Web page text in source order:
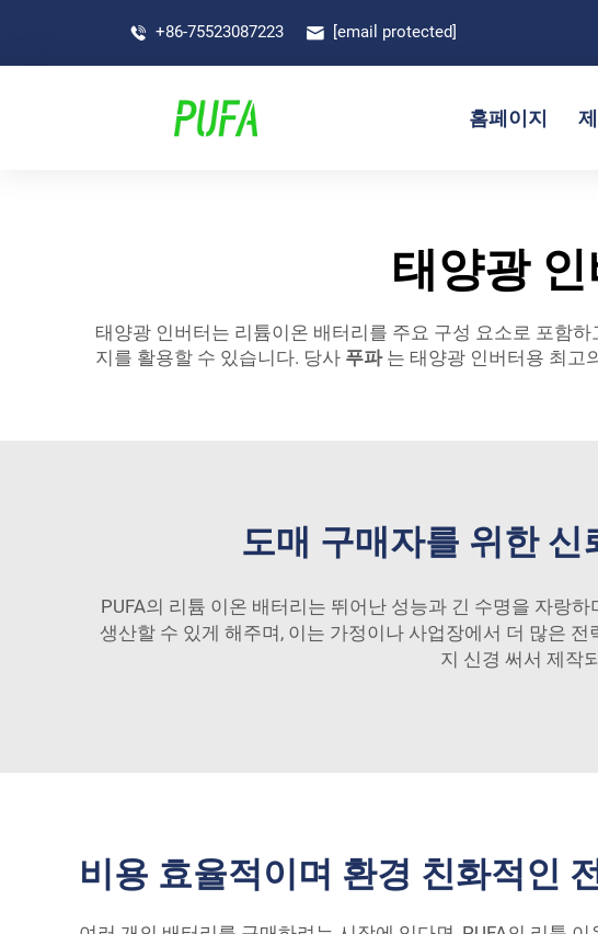
+86-75523087223 [email protected]
홈페이지
태양광
태양광 인버터는 리튬이온 배터리를 주요 구성 요소로 포함
지를 활용할 수 있습니다. 당사 푸파 는 태양광 인버터용 최고
도매 구매자를 위한
PUFA의 리튬 이온 배터리는 뛰어난 성능과 긴 수명을 자랑
생산할 수 있게 해주며, 이는 가정이나 사업장에서 더 많은
지 신경 써서 제작
비용 효율적이며 환경 친화적인